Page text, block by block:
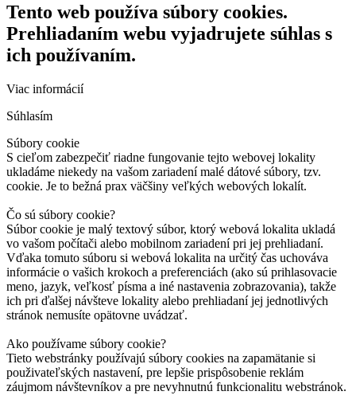
Tento web používa súbory cookies.
Prehliadaním webu vyjadrujete súhlas s
ich používaním.
Viac informácií
Súhlasím
Súbory cookie
S cieľom zabezpečiť riadne fungovanie tejto webovej lokality
ukladáme niekedy na vašom zariadení malé dátové súbory, tzv.
cookie. Je to bežná prax väčšiny veľkých webových lokalít.
Čo sú súbory cookie?
Súbor cookie je malý textový súbor, ktorý webová lokalita ukladá
vo vašom počítači alebo mobilnom zariadení pri jej prehliadaní.
Vďaka tomuto súboru si webová lokalita na určitý čas uchováva
informácie o vašich krokoch a preferenciách (ako sú prihlasovacie
meno, jazyk, veľkosť písma a iné nastavenia zobrazovania), takže
ich pri ďalšej návšteve lokality alebo prehliadaní jej jednotlivých
stránok nemusíte opätovne uvádzať.
Ako používame súbory cookie?
Tieto webstránky používajú súbory cookies na zapamätanie si
použivateľských nastavení, pre lepšie prispôsobenie reklám
záujmom návštevníkov a pre nevyhnutnú funkcionalitu webstránok.